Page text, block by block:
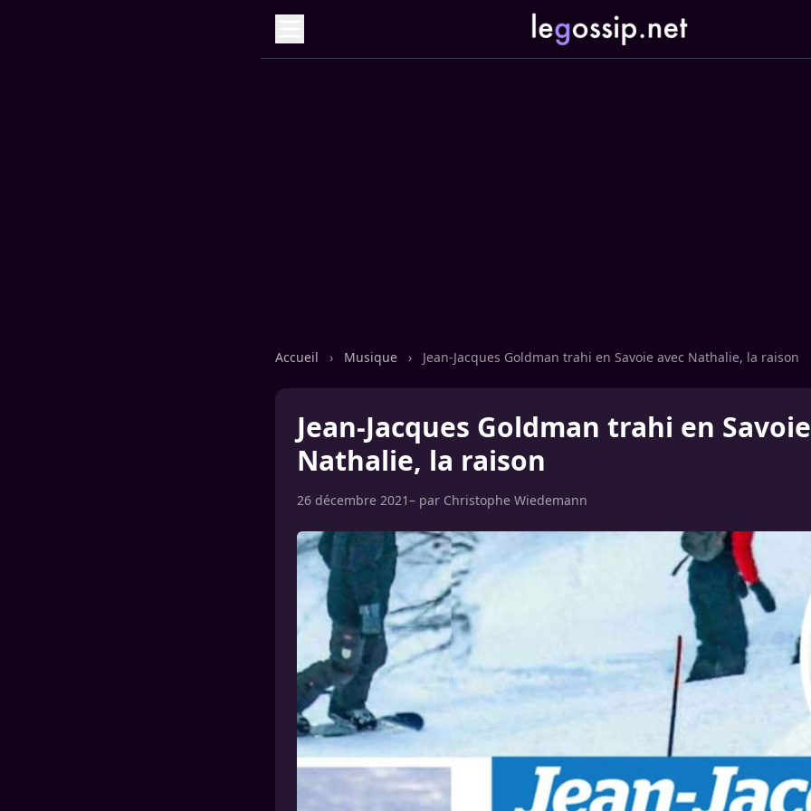
Accueil › Musique › Jean-Jacques Goldman trahi en Savoie avec Nathalie, la raison
Jean-Jacques Goldman trahi en
Nathalie, la raison
26 décembre 2021– par Christophe Wiedemann